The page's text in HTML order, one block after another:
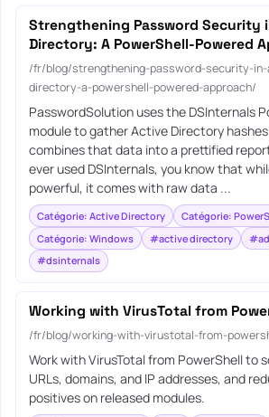
Strengthening Password Security
Directory: A PowerShell-Powered
/fr/blog/strengthening-password-security-
directory-a-powershell-powered-approach/
PasswordSolution uses the DSInternals
module to gather Active Directory
combines that data into a prettified
ever used DSInternals, you know that
powerful, it comes with raw data ...
Catégorie: Active Directory
Catégorie:
Catégorie: Windows
#active directory
#ad
#dsinternals
Working with VirusTotal from
/fr/blog/working-with-virustotal-from-
Work with VirusTotal from PowerShell to
URLs, domains, and IP addresses, and
positives on released modules.